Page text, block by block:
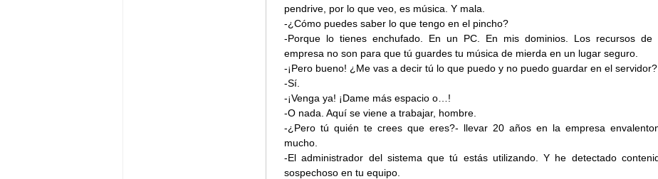
pendrive, por lo que veo, es música. Y mala.
-¿Cómo puedes saber lo que tengo en el pincho?
-Porque lo tienes enchufado. En un PC. En mis dominios. Los recursos de
empresa no son para que tú guardes tu música de mierda en un lugar seguro.
-¡Pero bueno! ¿Me vas a decir tú lo que puedo y no puedo guardar en el servidor?
-Sí.
-¡Venga ya! ¡Dame más espacio o…!
-O nada. Aquí se viene a trabajar, hombre.
-¿Pero tú quién te crees que eres?- llevar 20 años en la empresa
mucho.
-El administrador del sistema que tú estás utilizando. Y he detectado
sospechoso en tu equipo.